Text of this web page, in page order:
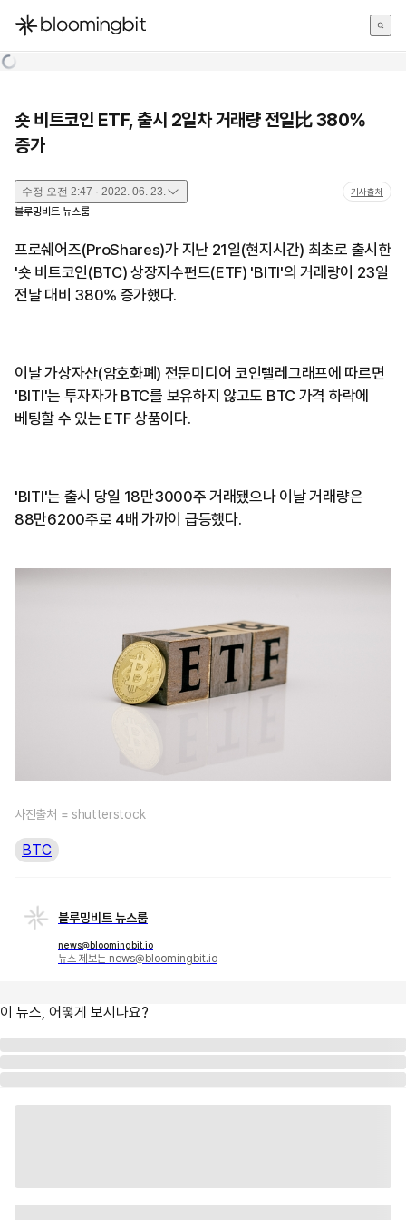
한국어
숏 비트코인 ETF, 출시 2일차 거래량 전일比 380%
증가
수정 오전 2:47 · 2022. 06. 23. 기사출처
블루밍비트 뉴스룸
프로쉐어즈(ProShares)가 지난 21일(현지시간) 최초로 출시한
'숏 비트코인(BTC) 상장지수펀드(ETF) 'BITI'의 거래량이 23일
전날 대비 380% 증가했다.
이날 가상자산(암호화폐) 전문미디어 코인텔레그래프에 따르면
'BITI'는 투자자가 BTC를 보유하지 않고도 BTC 가격 하락에
베팅할 수 있는 ETF 상품이다.
'BITI'는 출시 당일 18만3000주 거래됐으나 이날 거래량은
88만6200주로 4배 가까이 급등했다.
사진출처 = shutterstock
BTC
블루밍비트 뉴스룸
news@bloomingbit.io
뉴스 제보는 news@bloomingbit.io
이 뉴스, 어떻게 보시나요?